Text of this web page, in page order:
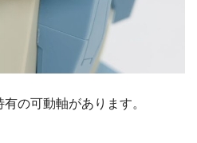
の可動軸があります。